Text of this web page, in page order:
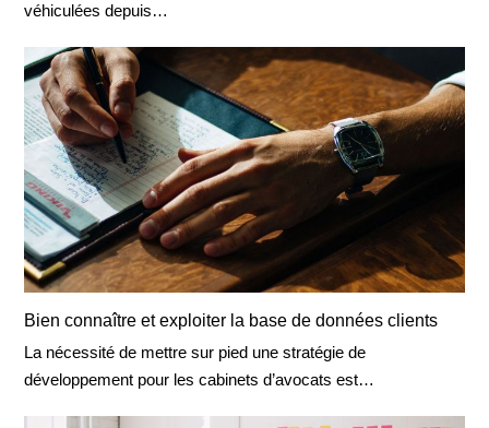
véhiculées depuis…
Bien connaître et exploiter la base de données clients
La nécessité de mettre sur pied une stratégie de
développement pour les cabinets d’avocats est…